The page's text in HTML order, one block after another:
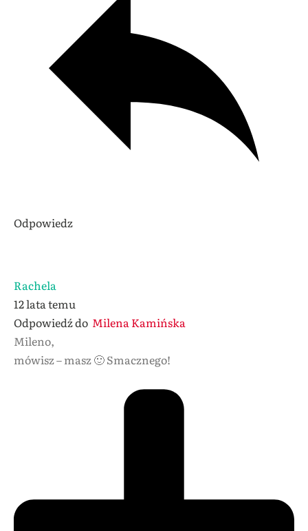
Odpowiedz
Rachela
12 lata temu
Odpowiedź do Milena Kamińska
Mileno,
mówisz – masz 🙂 Smacznego!